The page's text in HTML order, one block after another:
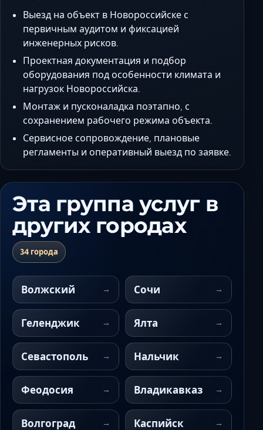
Выезд на объект в Новороссийске с
первичным аудитом и фиксацией
инженерных рисков.
Проектная документация и подбор
оборудования под особенности климата и
нагрузок Новороссийска.
Монтаж и пусконаладка поэтапно, с
сохранением рабочего режима объекта.
Сервисное сопровождение, плановые
регламенты и оперативный выезд по заявке.
Эта группа услуг в
других городах
34 города
Волжский Сочи
Геленджик Ялта
Севастополь Нальчик
Феодосия Владикавказ
Волгоград Каспийск